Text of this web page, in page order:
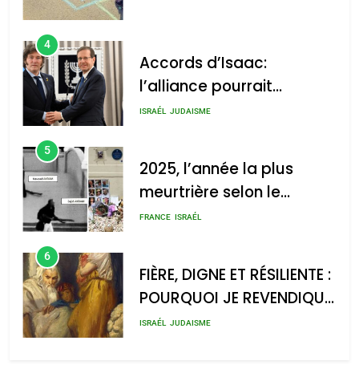
4
Accords d’Isaac:
l’alliance pourrait
s’étendre à 13 pays
ISRAÉL JUDAISME
5
2025, l’année la plus
meurtrière selon le
rapport d’ADL contre
FRANCE ISRAÉL
6
FIÈRE, DIGNE ET RÉSILIENTE :
POURQUOI JE REVENDIQUE
MA JUDAÏTE par Thérèse
ISRAÉL JUDAISME